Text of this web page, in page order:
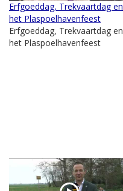
Erfgoeddag, Trekvaartdag en
het Plaspoelhavenfeest
Erfgoeddag, Trekvaartdag en
het Plaspoelhavenfeest